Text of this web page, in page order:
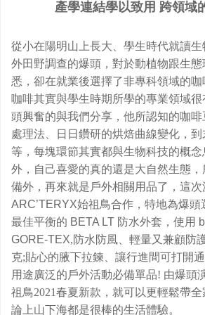
產學連結學以致用 跨領域
從小在陽明山上長大、學生時代就讀
外田野調查的爆頭，對於動植物跟生
悉，卻在就業後選擇了非專科領域的
咖啡其實與學生時期所學的專業領域
頭興奮的與我們分享，他所認知的咖
處理法、日日鑽研的烘焙曲線變化，
等，每塊環節其實都與生物科技的概
外，自己喜愛的真的還是大自然生態
備外，再來就是戶外相關用品了，這
ARC’TERYX始祖鳥合作，特地為爆頭
最佳平衡的 BETA LT 防水外套，使用
GORE-TEX,防水防風、輕量又兼顧防
克;貼心的腋下拉鍊、讓行進間可打開
用途廣泛的戶外活動必備單品! 由爆頭
祖鳥2021春夏新款，就可以更輕鬆帶
論上山下海都是很棒的生活體驗。